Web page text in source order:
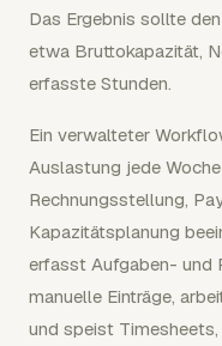
Das Ergebnis sollte
etwa Bruttokapazität,
erfasste Stunden.
Ein verwalteter
Auslastung jede
Rechnungsstellung,
Kapazitätsplanung
erfasst Aufgaben- und
manuelle Einträge,
und speist